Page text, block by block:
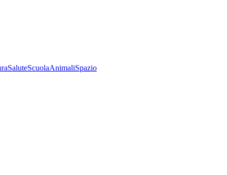
SaluteScuolaAnimaliSpazio